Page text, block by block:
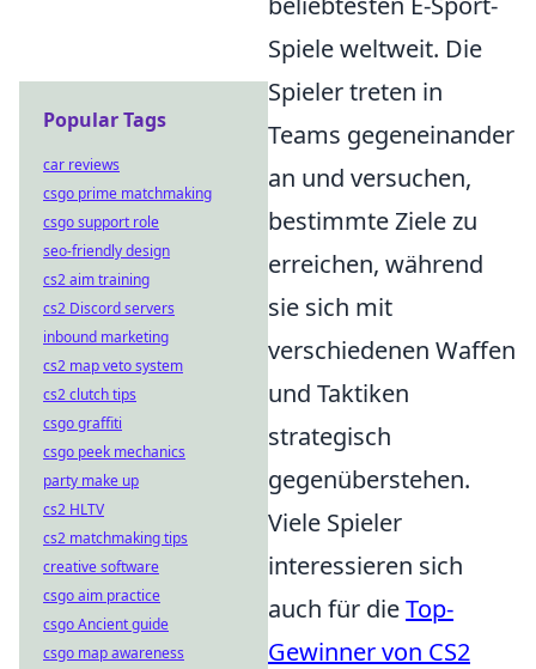
Spiele weltweit. Die
Spieler treten in
Teams gegeneinander
an und versuchen,
bestimmte Ziele zu
erreichen, während
sie sich mit
verschiedenen Waffen
und Taktiken
strategisch
gegenüberstehen.
Viele Spieler
interessieren sich
auch für dieTop-
Gewinner von CS2
Popular Tags
car reviews
csgo prime matchmaking
csgo support role
seo-friendly design
cs2 aim training
cs2 Discord servers
inbound marketing
cs2 map veto system
cs2 clutch tips
csgo graffiti
csgo peek mechanics
party make up
cs2 HLTV
cs2 matchmaking tips
creative software
csgo aim practice
csgo Ancient guide
csgo map awareness